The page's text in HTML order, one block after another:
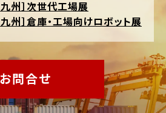
州］次世代工場展
州］倉庫・工場向けロボット展
問合せ